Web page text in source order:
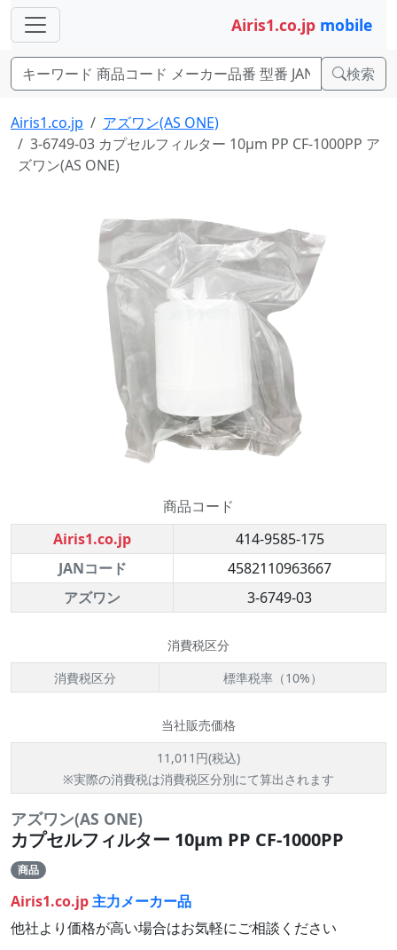
Airis1.co.jp mobile
検索
Airis1.co.jp
アズワン(AS ONE)
3-6749-03 カプセルフィルター 10μm PP CF-1000PP ア
ズワン(AS ONE)
商品コード
Airis1.co.jp
414-9585-175
JANコード
4582110963667
アズワン
3-6749-03
消費税区分
消費税区分
標準税率（10%）
当社販売価格
11,011円(税込)
※実際の消費税は消費税区分別にて算出されます
アズワン(AS ONE)
カプセルフィルター 10μm PP CF-1000PP
商品
Airis1.co.jp主力メーカー品
他社より価格が高い場合はお気軽にご相談ください